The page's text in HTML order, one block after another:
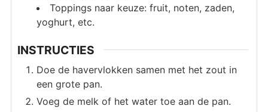
Toppings naar keuze: fruit, noten, zaden,
yoghurt, etc.
INSTRUCTIES
Doe de havervlokken samen met het zout in
een grote pan.
Voeg de melk of het water toe aan de pan.